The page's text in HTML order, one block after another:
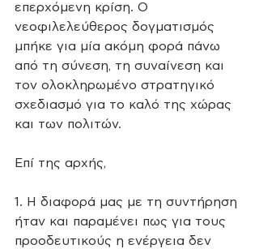
επερχόμενη κρίση. Ο
νεοφιλελεύθερος δογματισμός
μπήκε για μία ακόμη φορά πάνω
από τη σύνεση, τη συναίνεση και
τον ολοκληρωμένο στρατηγικό
σχεδιασμό για το καλό της χώρας
και των πολιτών.
Επί της αρχής,
1. Η διαφορά μας με τη συντήρηση
ήταν και παραμένει πως για τους
προοδευτικούς η ενέργεια δεν